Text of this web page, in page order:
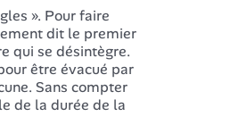
». Pour faire
dit le premier
qui se désintègre.
être évacué par
Sans compter
de la durée de la